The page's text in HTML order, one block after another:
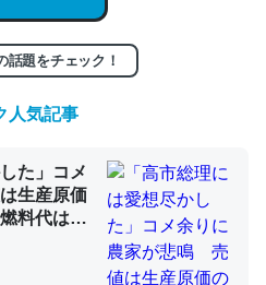
前の伏線」は回収されないけ
分量。進化すればするほど分
考察（１） - conceptualization
話題をチェック！
人気記事
た」コメ
生産原価
料代は高
｜FNNプ